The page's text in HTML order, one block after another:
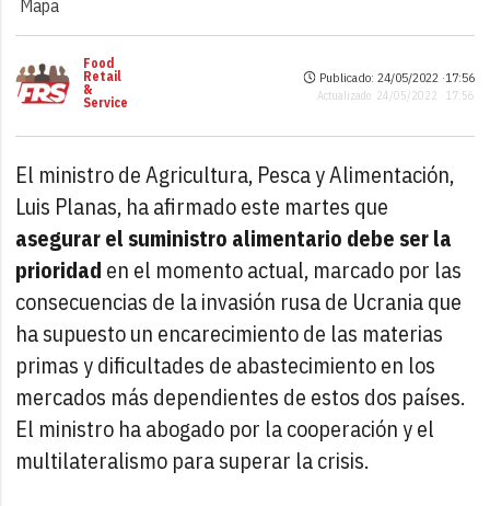
Mapa
Food
Retail
&
Service
Publicado: 24/05/2022 ·17:56
Actualizado: 24/05/2022 · 17:56
El ministro de Agricultura, Pesca y Alimentación,
Luis Planas, ha afirmado este martes que
asegurar el suministro alimentario debe ser la
prioridad en el momento actual, marcado por las
consecuencias de la invasión rusa de Ucrania que
ha supuesto un encarecimiento de las materias
primas y dificultades de abastecimiento en los
mercados más dependientes de estos dos países.
El ministro ha abogado por la cooperación y el
multilateralismo para superar la crisis.